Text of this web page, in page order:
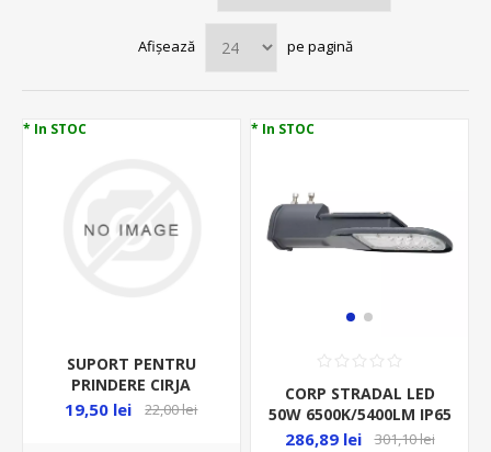
Afișează pe pagină
* In STOC
SUPORT PENTRU
PRINDERE CIRJA
ILUMINAT STRADAL
19,50 lei 22,00 lei
* In STOC
CORP STRADAL LED
50W 6500K/5400LM IP65
LEDV FI60MM
286,89 lei 301,10 lei